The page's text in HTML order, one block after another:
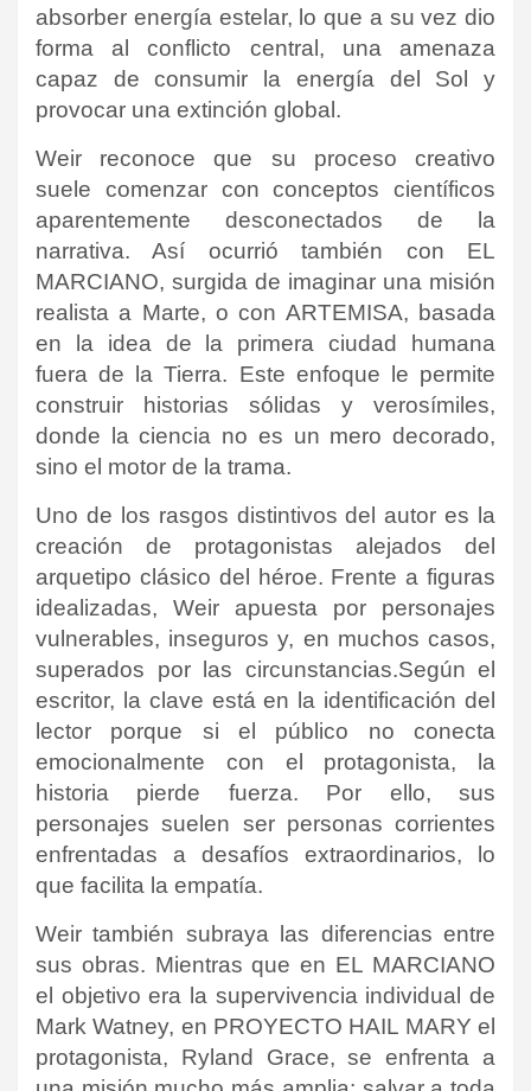
absorber energía estelar, lo que a su vez dio
forma al conflicto central, una amenaza
capaz de consumir la energía del Sol y
provocar una extinción global.
Weir reconoce que su proceso creativo
suele comenzar con conceptos científicos
aparentemente desconectados de la
narrativa. Así ocurrió también con EL
MARCIANO, surgida de imaginar una misión
realista a Marte, o con ARTEMISA, basada
en la idea de la primera ciudad humana
fuera de la Tierra. Este enfoque le permite
construir historias sólidas y verosímiles,
donde la ciencia no es un mero decorado,
sino el motor de la trama.
Uno de los rasgos distintivos del autor es la
creación de protagonistas alejados del
arquetipo clásico del héroe. Frente a figuras
idealizadas, Weir apuesta por personajes
vulnerables, inseguros y, en muchos casos,
superados por las circunstancias.Según el
escritor, la clave está en la identificación del
lector porque si el público no conecta
emocionalmente con el protagonista, la
historia pierde fuerza. Por ello, sus
personajes suelen ser personas corrientes
enfrentadas a desafíos extraordinarios, lo
que facilita la empatía.
Weir también subraya las diferencias entre
sus obras. Mientras que en EL MARCIANO
el objetivo era la supervivencia individual de
Mark Watney, en PROYECTO HAIL MARY el
protagonista, Ryland Grace, se enfrenta a